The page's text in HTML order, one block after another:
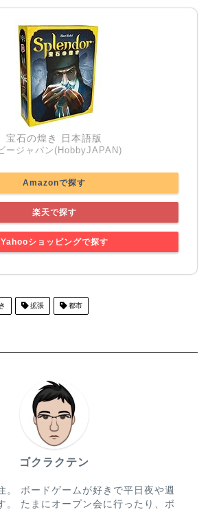
宝石の煌き 日本語版
ージャパン(HobbyJAPAN)
Amazonで探す
楽天で探す
Yahooショッピングで探す
拡張 都市
ゴクラクテン
。 ボードゲームが好きで平日夜や週
。 たまにオープン会に行ったり、ボ